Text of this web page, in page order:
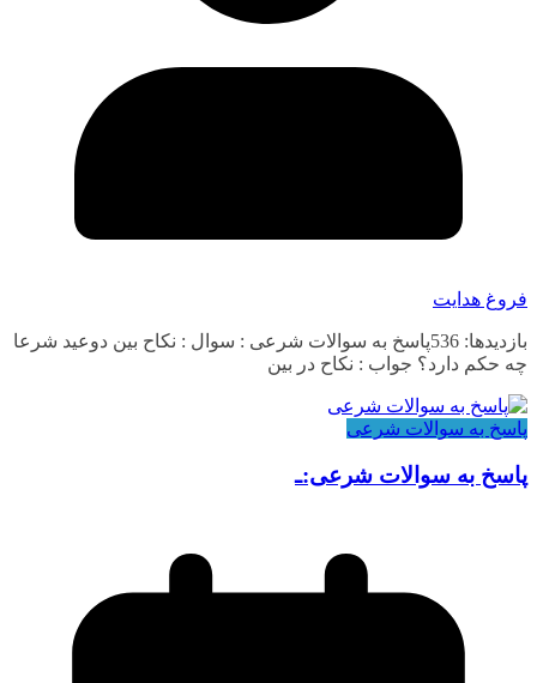
فروغ هدایت
بازدیدها: 536پاسخ به سوالات شرعی : سوال : نکاح بین دوعید شرعا
چه حکم دارد؟ جواب : نکاح در بین
پاسخ به سوالات شرعی
پاسخ به سوالات شرعی:ـ